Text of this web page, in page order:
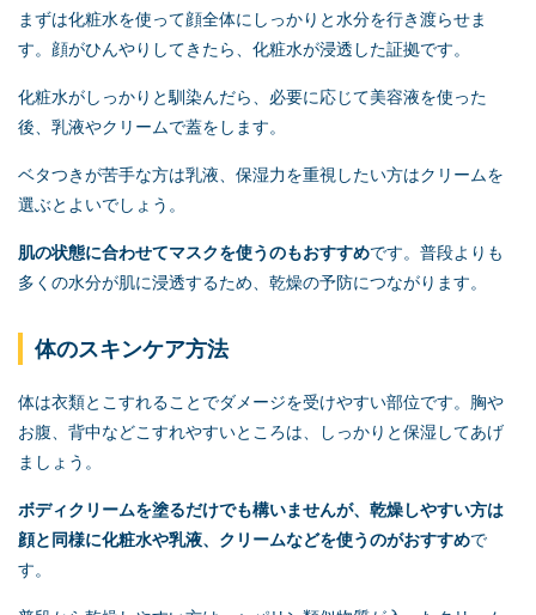
まずは化粧水を使って顔全体にしっかりと水分を行き渡らせま
す。顔がひんやりしてきたら、化粧水が浸透した証拠です。
化粧水がしっかりと馴染んだら、必要に応じて美容液を使った
後、乳液やクリームで蓋をします。
ベタつきが苦手な方は乳液、保湿力を重視したい方はクリームを
選ぶとよいでしょう。
肌の状態に合わせてマスクを使うのもおすすめです。普段よりも
多くの水分が肌に浸透するため、乾燥の予防につながります。
体のスキンケア方法
体は衣類とこすれることでダメージを受けやすい部位です。胸や
お腹、背中などこすれやすいところは、しっかりと保湿してあげ
ましょう。
ボディクリームを塗るだけでも構いませんが、乾燥しやすい方は
顔と同様に化粧水や乳液、クリームなどを使うのがおすすめで
す。